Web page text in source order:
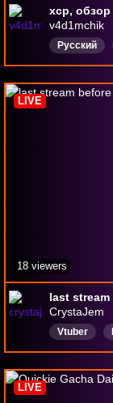
хср, обзор
v4d1mchik
Русский
last stream
CrystaJem
Vtuber
cringe
LIVE
18 viewers
LIVE